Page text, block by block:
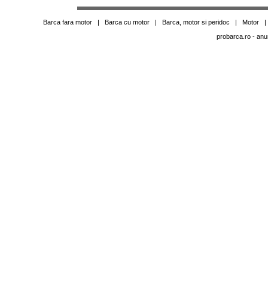
Barca fara motor | Barca cu motor | Barca, motor si peridoc | Motor
probarca.ro -